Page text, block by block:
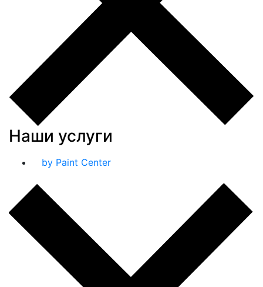
Наши услуги
by Paint Center